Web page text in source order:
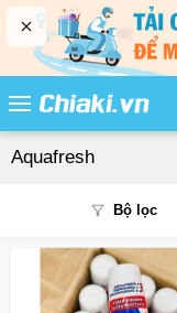
Aquafresh
Bộ lọc